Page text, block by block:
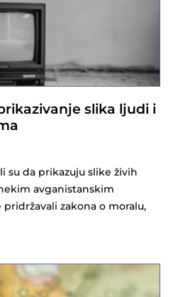
slika ljudi i
su da prikazuju slike živih
avganistanskim
zakona o moralu,